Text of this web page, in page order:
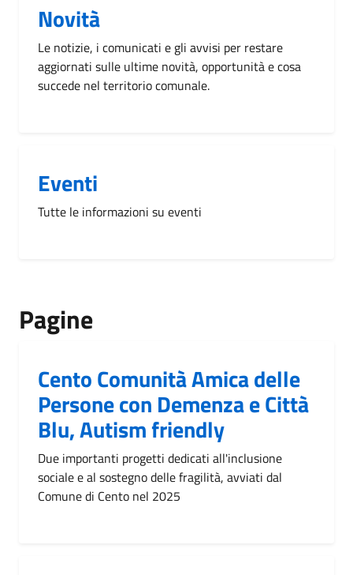
Novità
Le notizie, i comunicati e gli avvisi per restare
aggiornati sulle ultime novità, opportunità e cosa
succede nel territorio comunale.
Eventi
Tutte le informazioni su eventi
Pagine
Cento Comunità Amica delle
Persone con Demenza e Città
Blu, Autism friendly
Due importanti progetti dedicati all'inclusione
sociale e al sostegno delle fragilità, avviati dal
Comune di Cento nel 2025